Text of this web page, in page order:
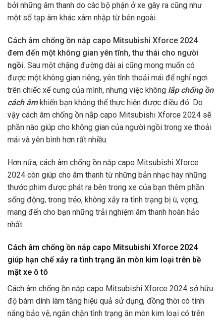
bởi những âm thanh do các bộ phận ở xe gây ra cũng như
một số tạp âm khác xâm nhập từ bên ngoài.
Cách âm chống ồn nắp capo Mitsubishi Xforce 2024
đem đến một không gian yên tĩnh, thư thái cho người
ngồi. Sau một chặng đường dài ai cũng mong muốn có
được một không gian riêng, yên tĩnh thoải mái để nghỉ ngơi
trên chiếc xế cưng của mình, nhưng việc không lắp chống ồn
cách âmkhiến bạn không thể thực hiện được điều đó. Do
vậy cách âm chống ồn nắp capo Mitsubishi Xforce 2024 sẽ
phần nào giúp cho không gian của người ngồi trong xe thoải
mái và yên bình hơn rất nhiều.
Hơn nữa, cách âm chống ồn nắp capo Mitsubishi Xforce
2024 còn giúp cho âm thanh từ những bản nhạc hay những
thước phim được phát ra bên trong xe của bạn thêm phần
sống động, trong trẻo, không xảy ra tình trạng bị ù, vọng,
mang đến cho bạn những trải nghiệm âm thanh hoàn hảo
nhất.
Cách âm chống ồn nắp capo Mitsubishi Xforce 2024
giúp hạn chế xảy ra tình trạng ăn mòn kim loại trên bề
mặt xe ô tô
Cách âm chống ồn nắp capo Mitsubishi Xforce 2024 sở hữu
độ bám dính làm tăng hiệu quả sử dụng, đồng thời có tính
năng bảo vệ, ngăn chặn tình trạng ăn mòn kim loại có trên